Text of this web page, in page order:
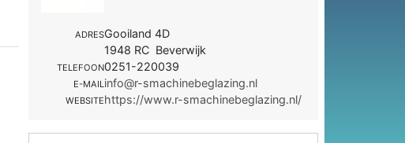
ADRESGooiland 4D
1948 RC Beverwijk
TELEFOON0251-220039
E-MAILinfo@r-smachinebeglazing.nl
WEBSITEhttps://www.r-smachinebeglazing.nl/